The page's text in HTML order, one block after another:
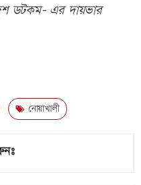
ডটকম- এর দায়ভার
নোয়াখালী